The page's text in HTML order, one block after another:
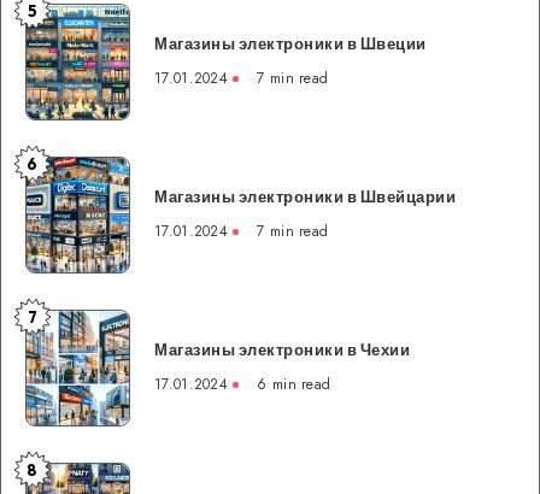
Магазины
электроники
в
Швеции
5
Магазины электроники в Швеции
17.01.2024 7 min read
Магазины
электроники
в
Швейцарии
6
Магазины электроники в Швейцарии
17.01.2024 7 min read
Магазины
электроники
в
Чехии
7
Магазины электроники в Чехии
17.01.2024 6 min read
Магазины
8